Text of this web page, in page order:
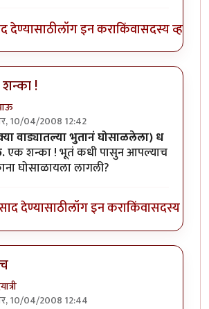
देण्यासाठीलॉग इन कराकिंवासदस्य व्हा
!
10/04/2008 12:42
toहा हा...byधमाल मुलगा
वाड्यातल्या भुतानं घोसाळलेला) ध
एक शन्का ! भूतं कधी पासुन आपल्याच
घोसाळायला लागली?
देण्यासाठीलॉग इन कराकिंवासदस्य व्हा
10/04/2008 12:44